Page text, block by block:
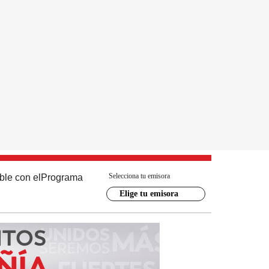
con el Programa Selecciona tu emisora
Elige tu emisora